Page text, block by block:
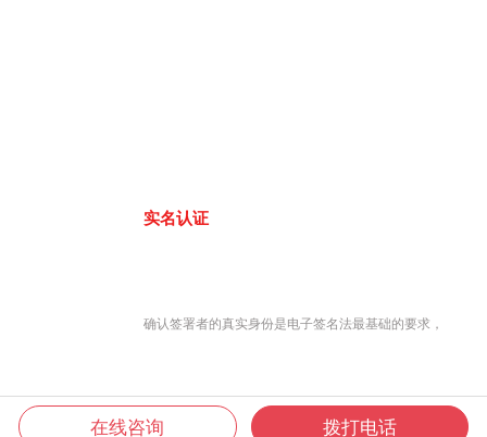
实名认证
确认签署者的真实身份是电子签名法最基础的要求，
在线咨询 拨打电话